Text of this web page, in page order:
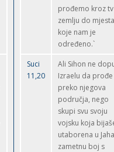
prođemo kroz
zemlju do
koje nam je
određeno.`
Suci
11,20
Ali Sihon ne
Izraelu da prođe
preko njegova
područja, nego
skupi svu svoju
vojsku koja
utaborena u
zametnu boj s